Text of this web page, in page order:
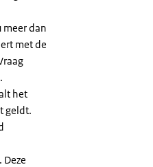
meer dan
met de
het
geldt.